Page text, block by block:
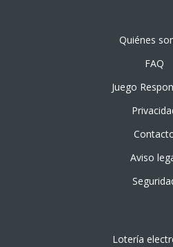
Quiénes
FAQ
Juego
Aviso
Lotería